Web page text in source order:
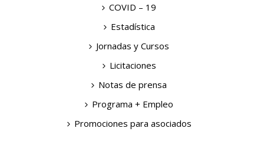
COVID – 19
Estadística
Jornadas y Cursos
Licitaciones
Notas de prensa
Programa + Empleo
Promociones para asociados